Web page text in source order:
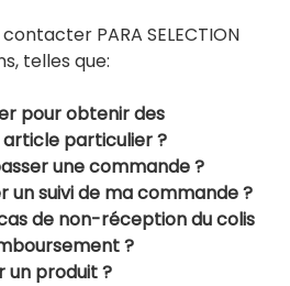
PARA SELECTION
telles que:
pour obtenir des
particulier ?
une commande ?
suivi de ma commande ?
de non-réception du colis
?
un produit ?